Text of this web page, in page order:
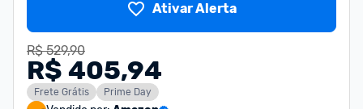
Ativar Alerta
R$ 529,90
R$ 405,94
Frete Grátis Prime Day